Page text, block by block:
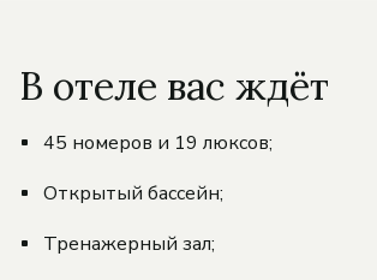
В отеле вас ждёт
45 номеров и 19 люксов;
Открытый бассейн;
Тренажерный зал;